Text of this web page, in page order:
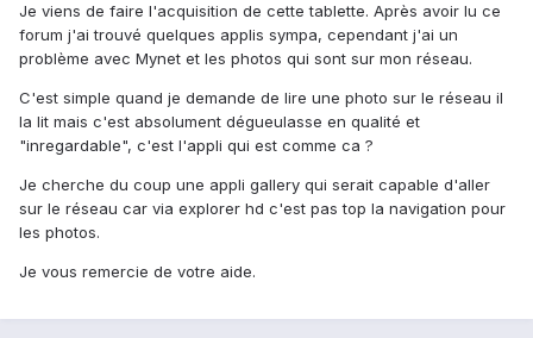
Je viens de faire l'acquisition de cette tablette. Après avoir lu ce
forum j'ai trouvé quelques applis sympa, cependant j'ai un
problème avec Mynet et les photos qui sont sur mon réseau.
C'est simple quand je demande de lire une photo sur le réseau il
la lit mais c'est absolument dégueulasse en qualité et
"inregardable", c'est l'appli qui est comme ca ?
Je cherche du coup une appli gallery qui serait capable d'aller
sur le réseau car via explorer hd c'est pas top la navigation pour
les photos.
Je vous remercie de votre aide.